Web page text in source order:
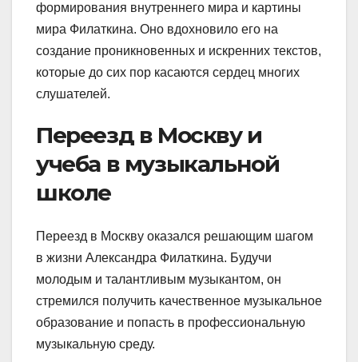
формирования внутреннего мира и картины
мира Филаткина. Оно вдохновило его на
создание проникновенных и искренних текстов,
которые до сих пор касаются сердец многих
слушателей.
Переезд в Москву и
учеба в музыкальной
школе
Переезд в Москву оказался решающим шагом
в жизни Александра Филаткина. Будучи
молодым и талантливым музыкантом, он
стремился получить качественное музыкальное
образование и попасть в профессиональную
музыкальную среду.